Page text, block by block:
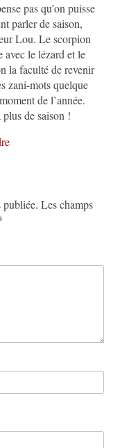
pas qu’on puisse
parler de saison,
Lou. Le scorpion
avec le lézard et le
la faculté de revenir
zani-mots quelque
de l’année.
plus de saison !
publiée. Les champs